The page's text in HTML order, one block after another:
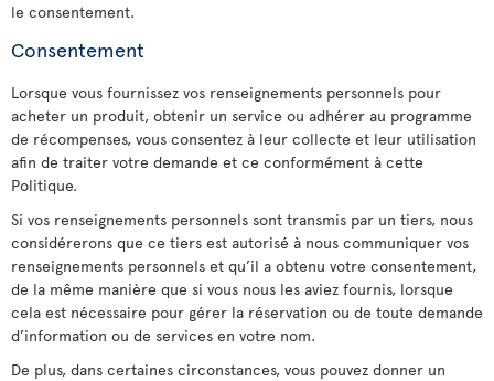
le consentement.
Consentement
Lorsque vous fournissez vos renseignements personnels pour
acheter un produit, obtenir un service ou adhérer au programme
de récompenses, vous consentez à leur collecte et leur utilisation
afin de traiter votre demande et ce conformément à cette
Politique.
Si vos renseignements personnels sont transmis par un tiers, nous
considérerons que ce tiers est autorisé à nous communiquer vos
renseignements personnels et qu’il a obtenu votre consentement,
de la même manière que si vous nous les aviez fournis, lorsque
cela est nécessaire pour gérer la réservation ou de toute demande
d’information ou de services en votre nom.
De plus, dans certaines circonstances, vous pouvez donner un